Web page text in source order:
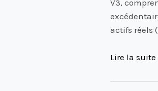
V3,
actifs réels
Decembre
2023
Lire la suite